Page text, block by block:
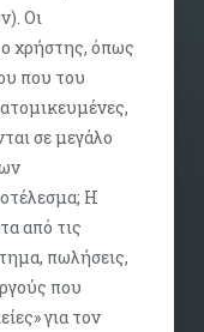
Οι
χρήστης, όπως
που του
σε μεγάλο
Η
από τις
πωλήσεις,
που
για τον